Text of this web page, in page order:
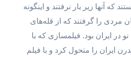
آنها زیر بار نرفتند و اینگونه
مردی را گرفتند که از قله‌های
در ایران بود. فیلمسازی که با
ایران را متحول کرد و با فیلم